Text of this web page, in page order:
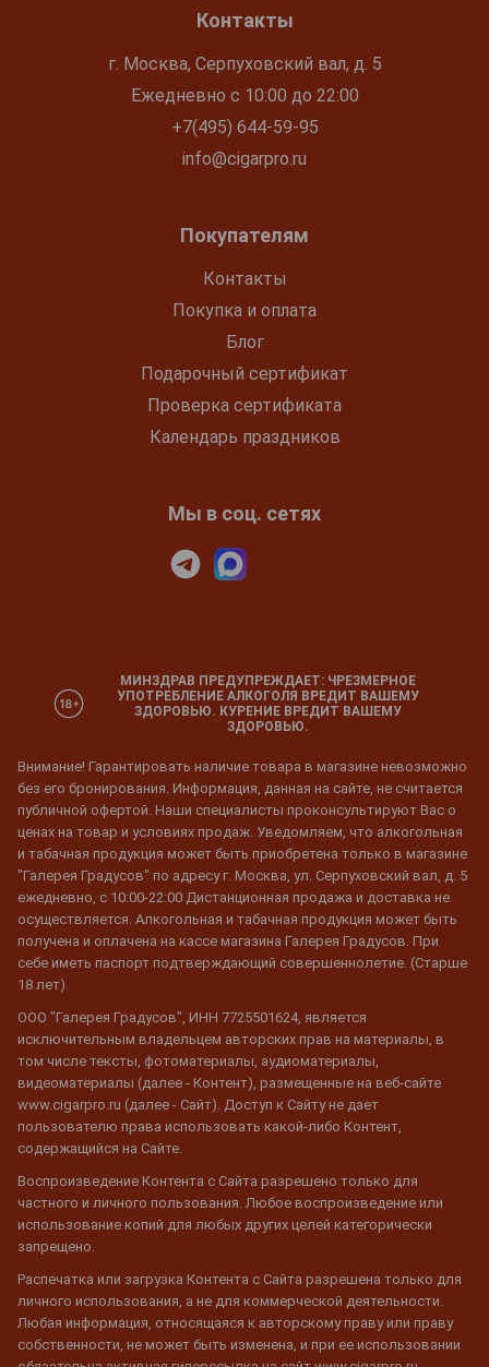
Контакты
г. Москва, Серпуховский вал, д. 5
Ежедневно с 10:00 до 22:00
+7(495) 644-59-95
info@cigarpro.ru
Покупателям
Контакты
Покупка и оплата
Блог
Подарочный сертификат
Проверка сертификата
Календарь праздников
Мы в соц. сетях
МИНЗДРАВ ПРЕДУПРЕЖДАЕТ: ЧРЕЗМЕРНОЕ
УПОТРЕБЛЕНИЕ АЛКОГОЛЯ ВРЕДИТ ВАШЕМУ
ЗДОРОВЬЮ. КУРЕНИЕ ВРЕДИТ ВАШЕМУ
ЗДОРОВЬЮ.
Внимание! Гарантировать наличие товара в магазине невозможно
без его бронирования. Информация, данная на сайте, не считается
публичной офертой. Наши специалисты проконсультируют Вас о
ценах на товар и условиях продаж. Уведомляем, что алкогольная
и табачная продукция может быть приобретена только в магазине
"Галерея Градусов" по адресу г. Москва, ул. Серпуховский вал, д. 5
ежедневно, с 10:00-22:00 Дистанционная продажа и доставка не
осуществляется. Алкогольная и табачная продукция может быть
получена и оплачена на кассе магазина Галерея Градусов. При
себе иметь паспорт подтверждающий совершеннолетие. (Старше
18 лет)
ООО "Галерея Градусов", ИНН 7725501624, является
исключительным владельцем авторских прав на материалы, в
том числе тексты, фотоматериалы, аудиоматериалы,
видеоматериалы (далее - Контент), размещенные на веб-сайте
www.cigarpro.ru (далее - Сайт). Доступ к Сайту не дает
пользователю права использовать какой-либо Контент,
содержащийся на Сайте.
Воспроизведение Контента с Сайта разрешено только для
частного и личного пользования. Любое воспроизведение или
использование копий для любых других целей категорически
запрещено.
Распечатка или загрузка Контента с Сайта разрешена только для
личного использования, а не для коммерческой деятельности.
Любая информация, относящаяся к авторскому праву или праву
собственности, не может быть изменена, и при ее использовании